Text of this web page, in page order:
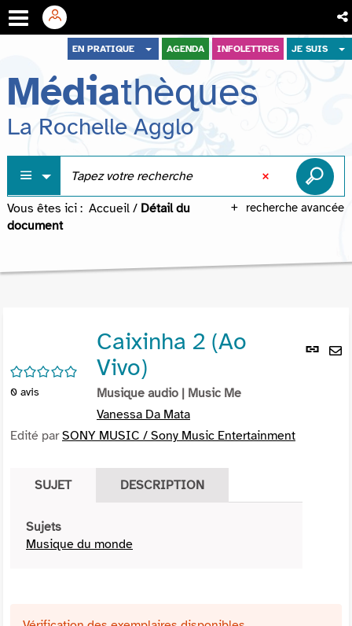
menu
contenu
recherche
EN PRATIQUE AGENDA INFOLETTRES JE SUIS
Médiathèques
La Rochelle Agglo
recherche avancée
Vous êtes ici : Accueil / Détail du
document
Lien
/5
0 avis
Caixinha 2 (Ao
Vivo)
Musique audio | Music Me
Vanessa Da Mata
Edité parSONY MUSIC / Sony Music Entertainment
SUJET DESCRIPTION
Sujets
Musique du monde